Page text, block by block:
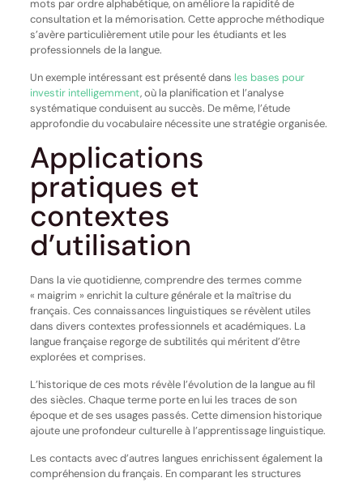
mots par ordre alphabétique, on améliore la rapidité de
consultation et la mémorisation. Cette approche méthodique
s’avère particulièrement utile pour les étudiants et les
professionnels de la langue.
Un exemple intéressant est présenté dans les bases pour
investir intelligemment, où la planification et l’analyse
systématique conduisent au succès. De même, l’étude
approfondie du vocabulaire nécessite une stratégie organisée.
Applications
pratiques et
contextes
d’utilisation
Dans la vie quotidienne, comprendre des termes comme
« maigrim » enrichit la culture générale et la maîtrise du
français. Ces connaissances linguistiques se révèlent utiles
dans divers contextes professionnels et académiques. La
langue française regorge de subtilités qui méritent d’être
explorées et comprises.
L’historique de ces mots révèle l’évolution de la langue au fil
des siècles. Chaque terme porte en lui les traces de son
époque et de ses usages passés. Cette dimension historique
ajoute une profondeur culturelle à l’apprentissage linguistique.
Les contacts avec d’autres langues enrichissent également la
compréhension du français. En comparant les structures